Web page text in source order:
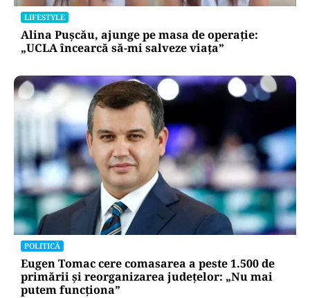
LIFESTYLE
Alina Pușcău, ajunge pe masa de operație:
„UCLA încearcă să-mi salveze viața”
POLITICĂ
Eugen Tomac cere comasarea a peste 1.500 de
primării și reorganizarea județelor: „Nu mai
putem funcționa”